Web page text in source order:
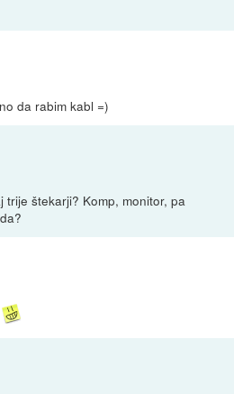
da rabim kabl =)
trije štekarji? Komp, monitor, pa